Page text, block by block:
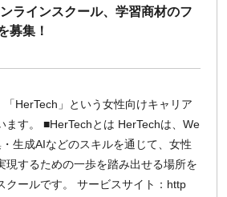
ラインスクール、学習商材のフ
募集！
HerTech」という女性向けキャリア
ます。 ■HerTechとは HerTechは、We
生成AIなどのスキルを通じて、女性
現するための一歩を踏み出せる場所を
クールです。 サービスサイト：http